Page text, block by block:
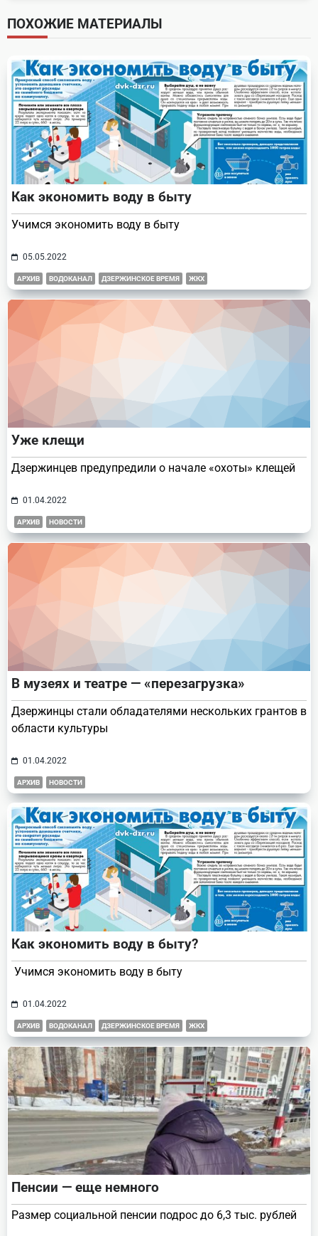
screen-
reader-
text">Page</span>
ПОХОЖИЕ МАТЕРИАЛЫ
Как экономить воду в быту
Учимся экономить воду в быту
05.05.2022
АРХИВ ВОДОКАНАЛ ДЗЕРЖИНСКОЕ ВРЕМЯ ЖКХ
Уже клещи
Дзержинцев предупредили о начале «охоты» клещей
01.04.2022
АРХИВ НОВОСТИ
В музеях и театре — «перезагрузка»
Дзержинцы стали обладателями нескольких грантов в
области культуры
01.04.2022
АРХИВ НОВОСТИ
Как экономить воду в быту?
Учимся экономить воду в быту
01.04.2022
АРХИВ ВОДОКАНАЛ ДЗЕРЖИНСКОЕ ВРЕМЯ ЖКХ
Пенсии — еще немного
Размер социальной пенсии подрос до 6,3 тыс. рублей